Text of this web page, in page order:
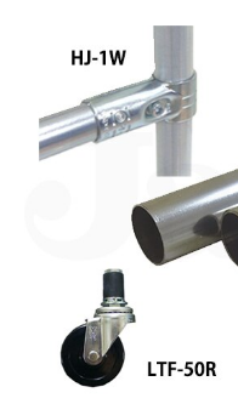
オンラインショップ